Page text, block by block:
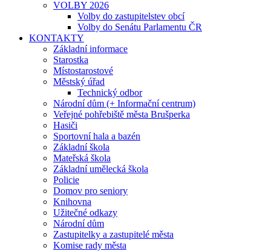
VOLBY 2026
Volby do zastupitelstev obcí
Volby do Senátu Parlamentu ČR
KONTAKTY
Základní informace
Starostka
Místostarostové
Městský úřad
Technický odbor
Národní dům (+ Informační centrum)
Veřejné pohřebiště města Brušperka
Hasiči
Sportovní hala a bazén
Základní škola
Mateřská škola
Základní umělecká škola
Policie
Domov pro seniory
Knihovna
Užitečné odkazy
Národní dům
Zastupitelky a zastupitelé města
Komise rady města